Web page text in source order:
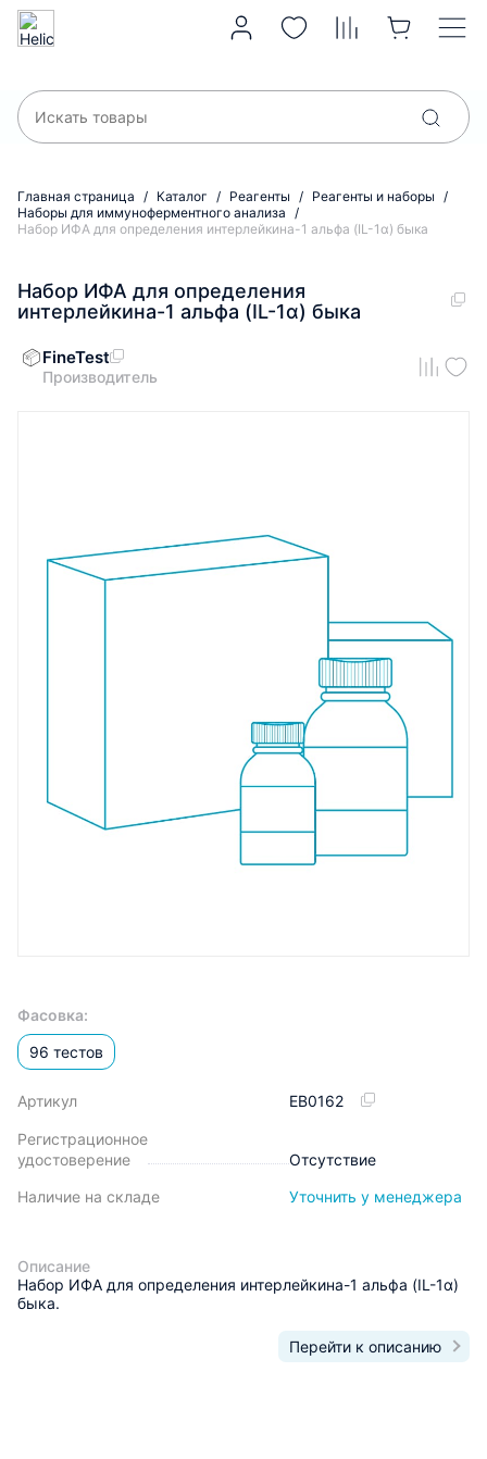
Главная страница Каталог Реагенты
Реагенты и наборы
Наборы для иммуноферментного анализа
Набор ИФА для определения интерлейкина-1 альфа (IL-1α) быка
Набор ИФА для определения
интерлейкина-1 альфа (IL-1α) быка
FineTest
Производитель
Фасовка:
96 тестов
Артикул EB0162
Регистрационное
удостоверение
Отсутствие
Наличие на складе Уточнить у менеджера
Описание
Набор ИФА для определения интерлейкина-1 альфа (IL-1α)
быка.
Перейти к описанию